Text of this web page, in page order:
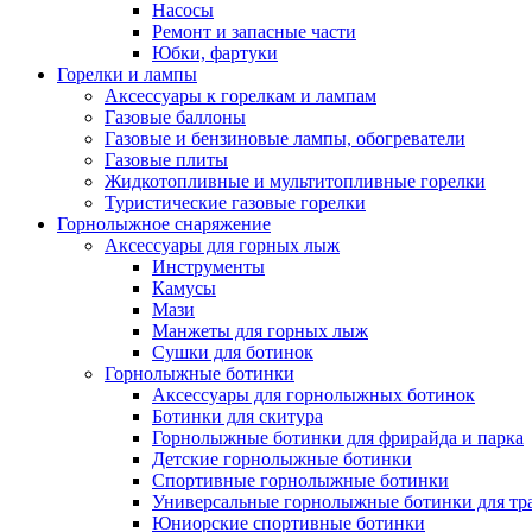
Насосы
Ремонт и запасные части
Юбки, фартуки
Горелки и лампы
Аксессуары к горелкам и лампам
Газовые баллоны
Газовые и бензиновые лампы, обогреватели
Газовые плиты
Жидкотопливные и мультитопливные горелки
Туристические газовые горелки
Горнолыжное снаряжение
Аксессуары для горных лыж
Инструменты
Камусы
Мази
Манжеты для горных лыж
Сушки для ботинок
Горнолыжные ботинки
Аксессуары для горнолыжных ботинок
Ботинки для скитура
Горнолыжные ботинки для фрирайда и парка
Детские горнолыжные ботинки
Спортивные горнолыжные ботинки
Универсальные горнолыжные ботинки для
Юниорские спортивные ботинки